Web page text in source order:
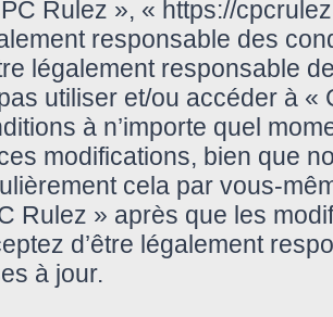
Rulez », « https://
responsable des
légalement responsable
utiliser et/ou accéder à
à n’importe quel
modifications, bien que
cela par vous-
Rulez » après que les
d’être légalement
à jour.